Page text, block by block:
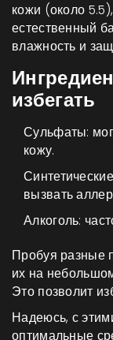
кожи (около
естественный
влажность и
избегать
Сульфаты:
кожу.
вызвать
Алкоголь:
Пробуя разные
их на
Это позволит
Надеюсь, с
оптимальные